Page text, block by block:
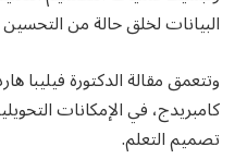
البيانات لخلق حالة من
وتتعمق مقالة الدكتورة فيليبا
كامبريدج، في الإمكانات
تصميم التعلم.